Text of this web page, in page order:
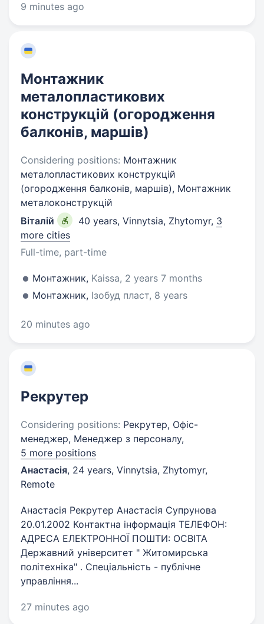
9 minutes ago
Монтажник
металопластикових
конструкцій (огородження
балконів, маршів)
Considering positions: Монтажник
металопластикових конструкцій
(огородження балконів, маршів), Монтажник
металоконструкцій
Віталій
40 years, Vinnytsia, Zhytomyr, 3
more cities
Full-time, part-time
Монтажник, Kaissa, 2 years 7 months
Монтажник, Ізобуд пласт, 8 years
20 minutes ago
Рекрутер
Considering positions: Рекрутер, Офіс-
менеджер, Менеджер з персоналу,
5 more positions
Анастасія, 24 years, Vinnytsia, Zhytomyr,
Remote
Анастасія Рекрутер Анастасія Супрунова
20.01.2002 Контактна інформація ТЕЛЕФОН:
АДРЕСА ЕЛЕКТРОННОЇ ПОШТИ: ОСВІТА
Державний університет " Житомирська
політехніка" . Спеціальність - публічне
управління...
27 minutes ago